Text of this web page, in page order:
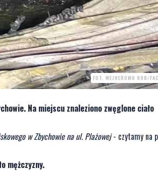
FOT. WEJHEROWO 998/
Na miejscu znaleziono zwęglone ciało
w Zbychowie na ul. Plażowej- czytamy na
mężczyzny.